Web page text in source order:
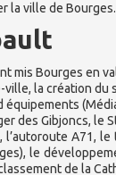
la ville de Bourges.
mis Bourges en
la création du
des Gibjoncs, le
l’autoroute A71,
le
de la